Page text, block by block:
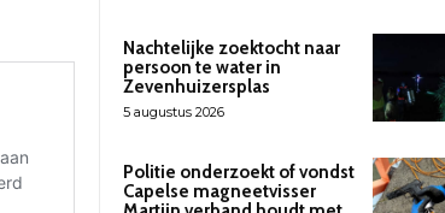
Nachtelijke zoektocht naar
persoon te water in
Zevenhuizersplas
5 augustus 2026
Politie onderzoekt of vondst
Capelse magneetvisser